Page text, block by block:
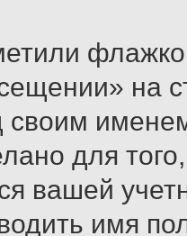
на
своим
для
вашей
имя